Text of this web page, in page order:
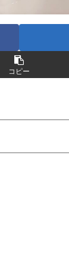
コピー